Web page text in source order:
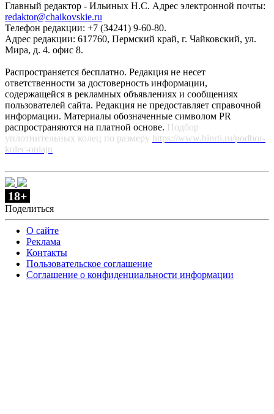
Главный редактор - Ильиных Н.С. Адрес электронной почты:
redaktor@chaikovskie.ru
Телефон редакции: +7 (34241) 9-60-80.
Адрес редакции: 617760, Пермский край, г. Чайковский, ул.
Мира, д. 4. офис 8.
Распространяется бесплатно. Редакция не несет
ответственности за достоверность информации,
содержащейся в рекламных объявлениях и сообщениях
пользователей сайта. Редакция не предоставляет справочной
информации. Материалы обозначенные символом PR
распространяются на платной основе. Подбор
уплотнительных колец по размеру https://www.binrti.ru/podbor-
kolec-onlajn
18+
Поделиться
О сайте
Реклама
Контакты
Пользовательское соглашение
Соглашение о конфиденциальности информации